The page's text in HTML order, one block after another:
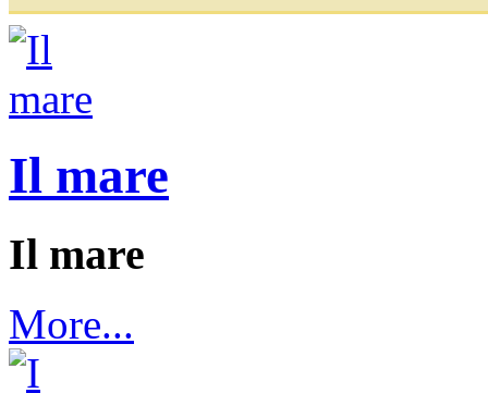
Il mare
Il mare
More...